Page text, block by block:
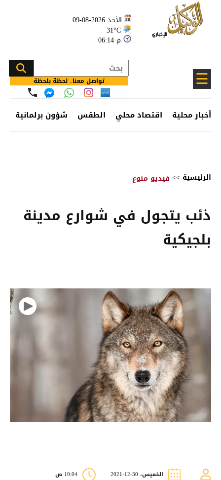
الأحد 2026-08-09
31°C
06:14 م
☰ تواصل معنا.. لحظة بلحظة
أخبار محلية اقتصاد محلي الطقس شؤون برلمانية
الرئيسية >> فيديو منوع
ذئب يتجول في شوارع مدينة
بلجيكية
الخميس، 30-12-2021 10:04 ص